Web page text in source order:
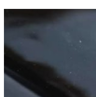
al
contenido